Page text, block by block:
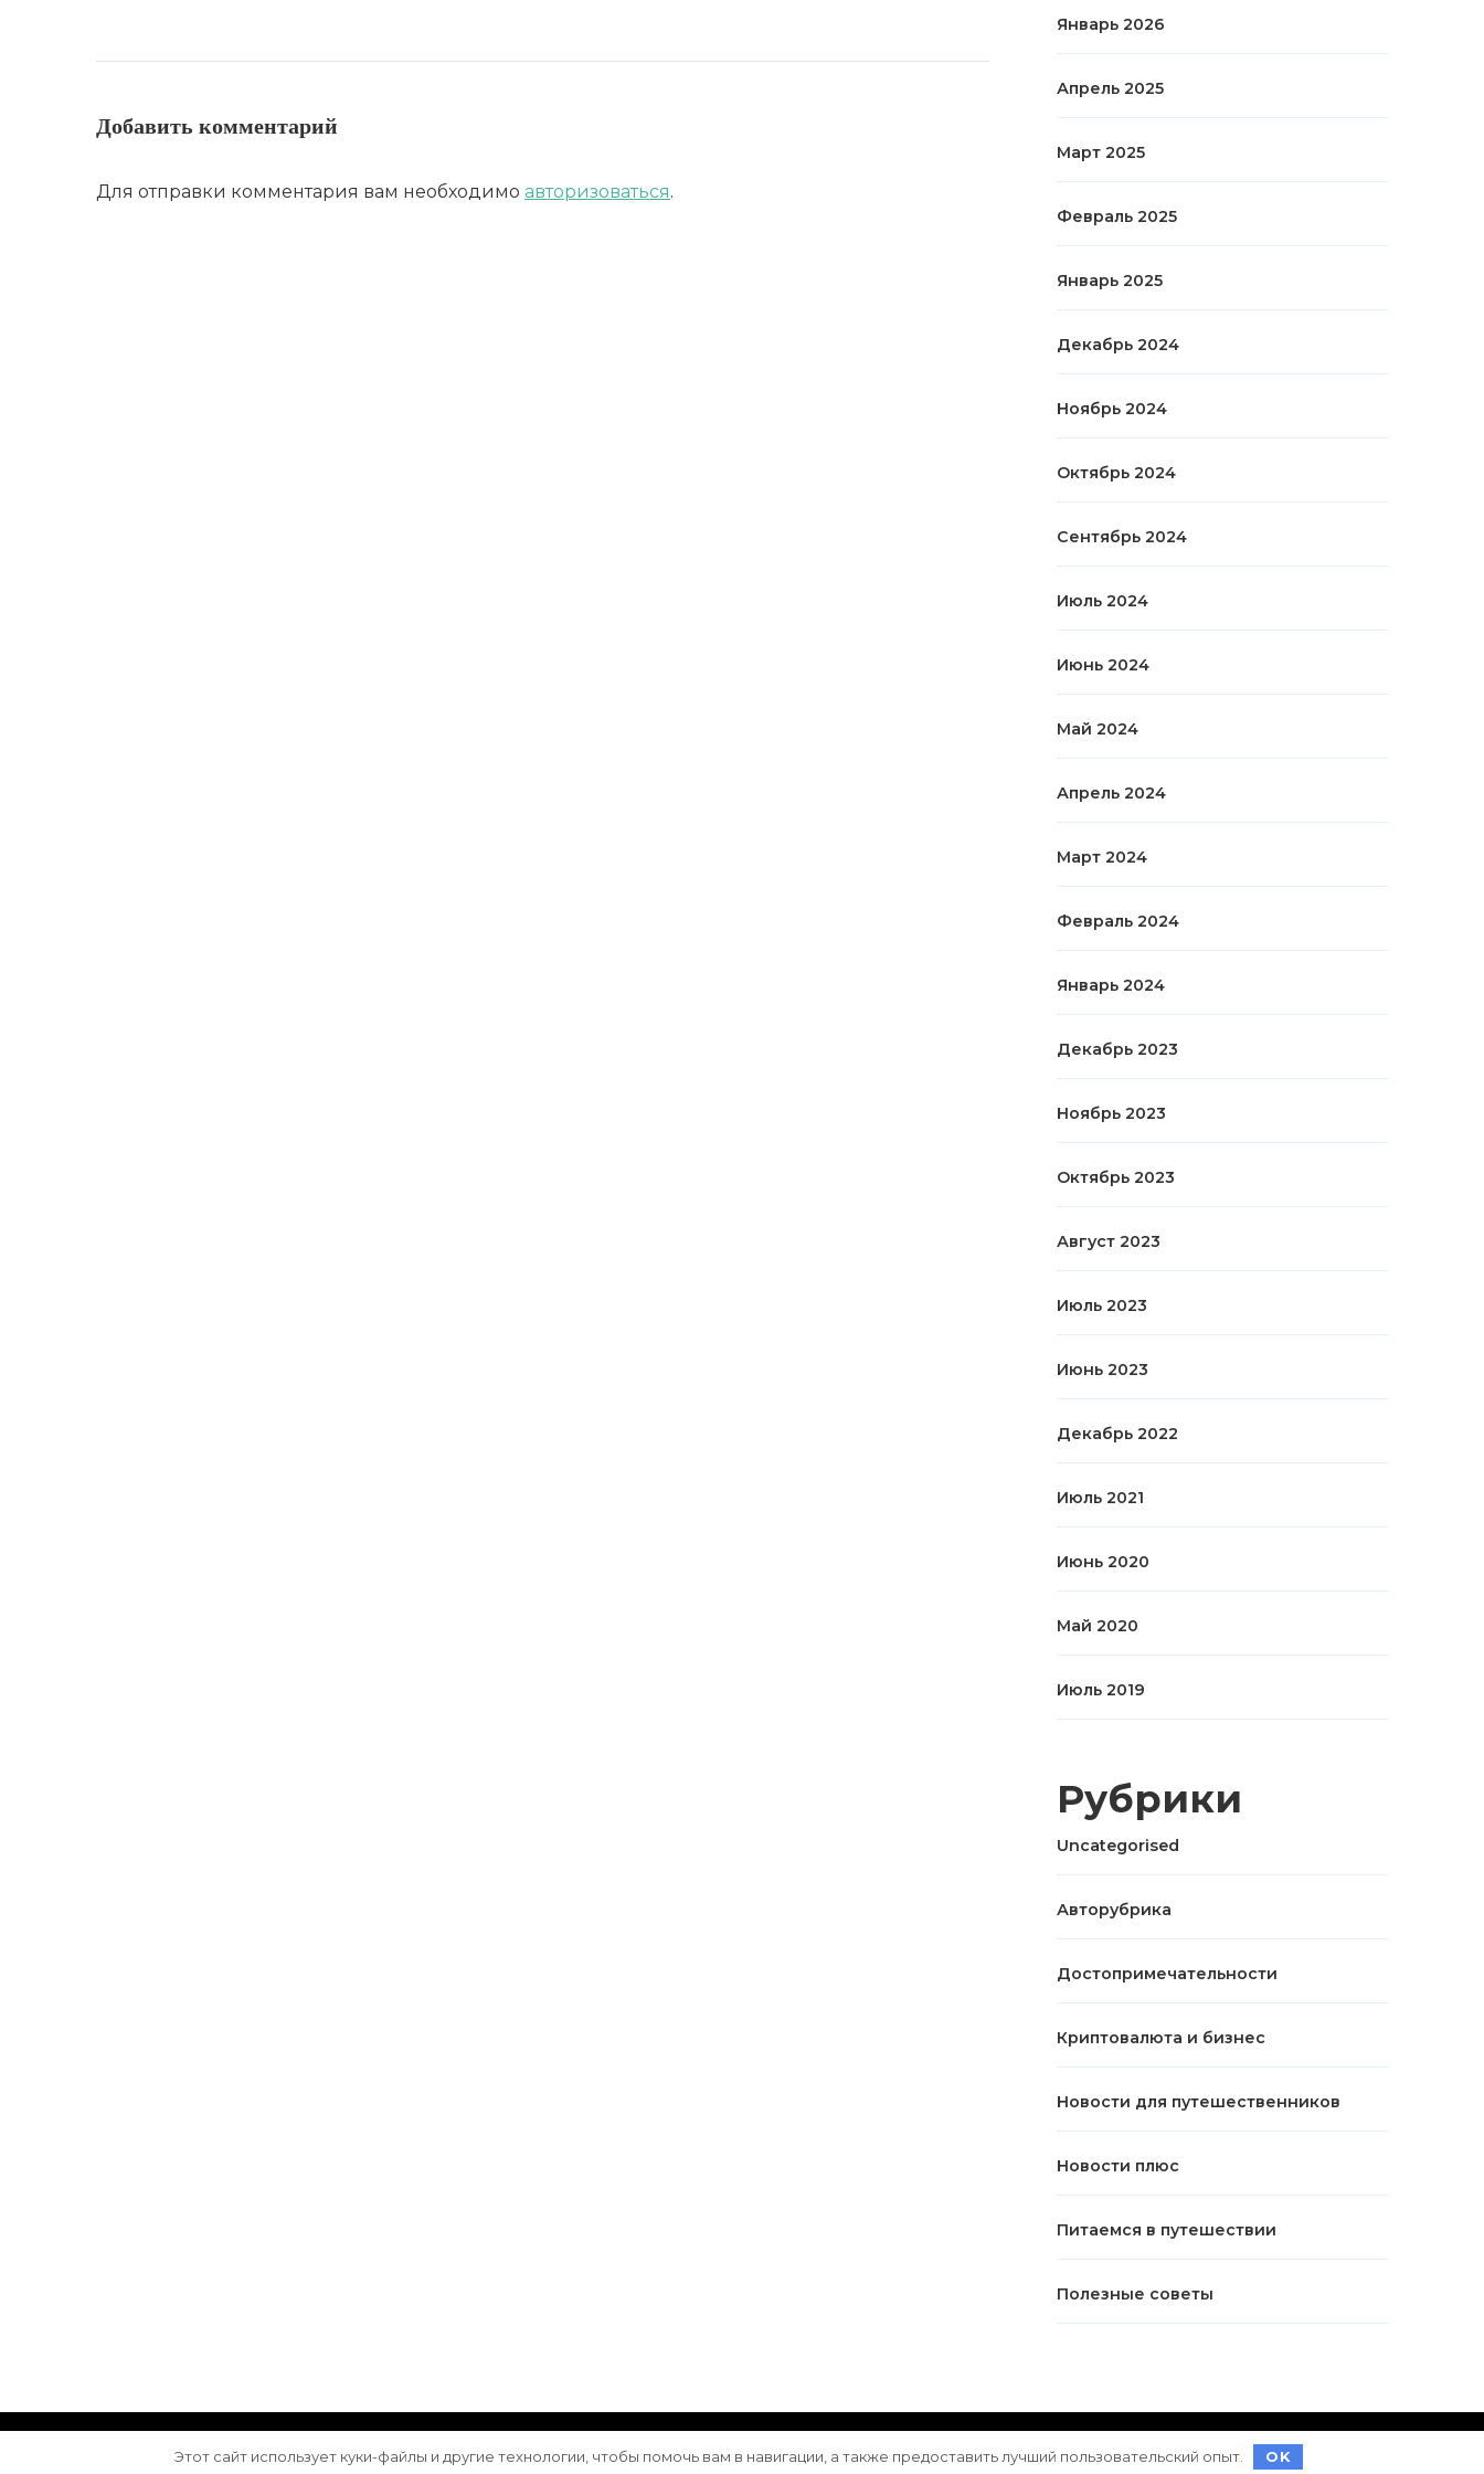
Добавить комментарий
Для отправки комментария вам необходимо авторизоваться.
Январь 2026
Апрель 2025
Март 2025
Февраль 2025
Январь 2025
Декабрь 2024
Ноябрь 2024
Октябрь 2024
Сентябрь 2024
Июль 2024
Июнь 2024
Май 2024
Апрель 2024
Март 2024
Февраль 2024
Январь 2024
Декабрь 2023
Ноябрь 2023
Октябрь 2023
Август 2023
Июль 2023
Июнь 2023
Декабрь 2022
Июль 2021
Июнь 2020
Май 2020
Июль 2019
Рубрики
Uncategorised
Авторубрика
Достопримечательности
Криптовалюта и бизнес
Новости для путешественников
Новости плюс
Питаемся в путешествии
Полезные советы
© Авторское право 2026 . Все права защищены. Vilva | Разработана WordPress
Этот сайт использует куки-файлы и другие технологии, чтобы помочь вам в навигации, а также предоставить лучший пользовательский опыт. OK